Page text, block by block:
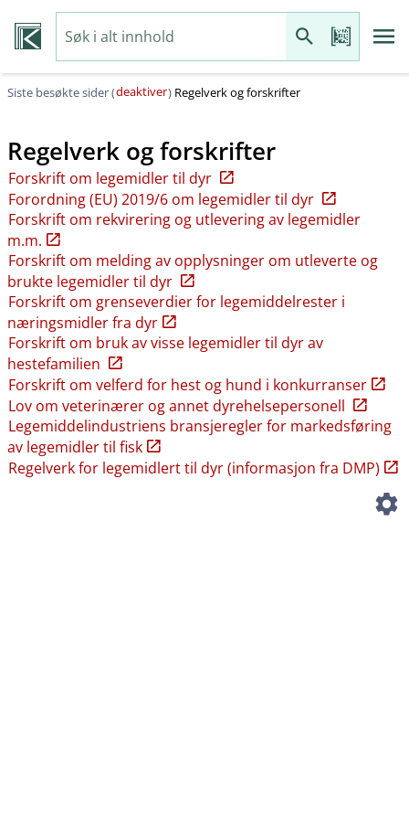
Siste besøkte sider (deaktiver) Regelverk og forskrifter
Regelverk og forskrifter
Forskrift om legemidler til dyr
Forordning (EU) 2019/6 om legemidler til dyr
Forskrift om rekvirering og utlevering av legemidler
m.m.
Forskrift om melding av opplysninger om utleverte og
brukte legemidler til dyr
Forskrift om grenseverdier for legemiddelrester i
næringsmidler fra dyr
Forskrift om bruk av visse legemidler til dyr av
hestefamilien
Forskrift om velferd for hest og hund i konkurranser
Lov om veterinærer og annet dyrehelsepersonell
Legemiddelindustriens bransjeregler for markedsføring
av legemidler til fisk
Regelverk for legemidlert til dyr (informasjon fra DMP)